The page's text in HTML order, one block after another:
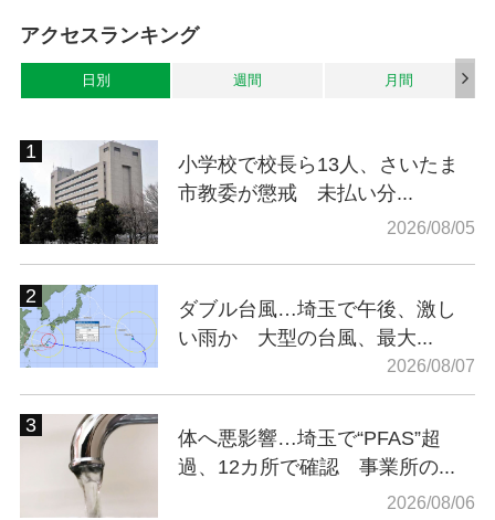
アクセスランキング
日別 週間 月間
小学校で校長ら13人、さいたま
市教委が懲戒 未払い分...
2026/08/05
ダブル台風…埼玉で午後、激し
い雨か 大型の台風、最大...
2026/08/07
体へ悪影響…埼玉で“PFAS”超
過、12カ所で確認 事業所の...
2026/08/06